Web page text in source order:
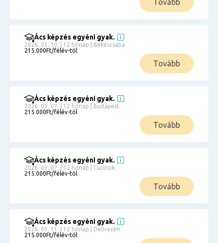
Tovább
Ács képzés egyéni gyak.
2026. 03. 10. | 12 hónap | Békéscsaba
215.000Ft/félév-tól
Tovább
Ács képzés egyéni gyak.
2026. 03. 07. | 12 hónap | Budapest
215.000Ft/félév-tól
Tovább
Ács képzés egyéni gyak.
2026. 03. 07. | 12 hónap | Csolnok
215.000Ft/félév-tól
Tovább
Ács képzés egyéni gyak.
2026. 03. 11. | 12 hónap | Debrecen
215.000Ft/félév-tól